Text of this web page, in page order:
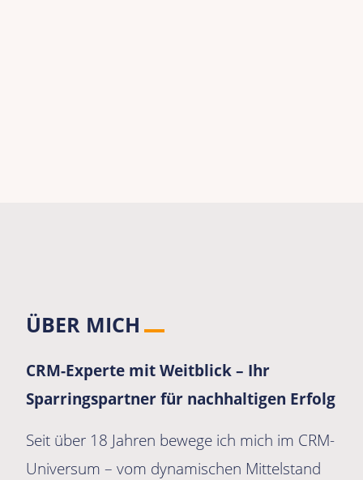
ÜBER MICH
CRM-Experte mit Weitblick – Ihr
Sparringspartner für nachhaltigen Erfolg
Seit über 18 Jahren bewege ich mich im CRM-
Universum – vom dynamischen Mittelstand